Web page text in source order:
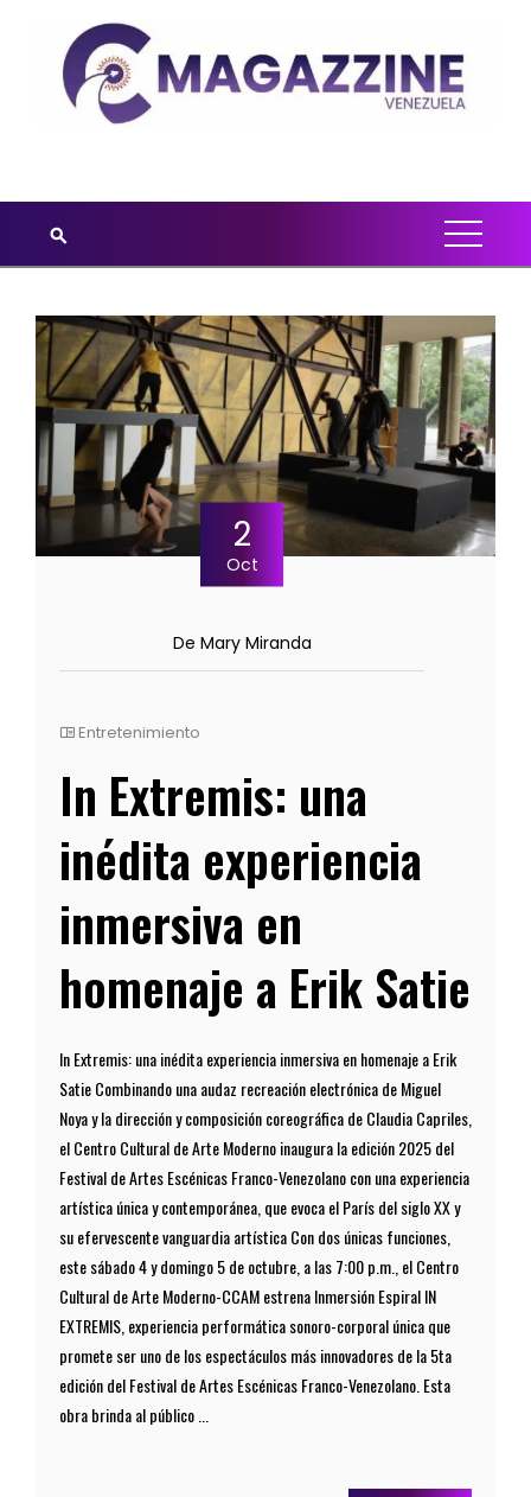
2
Oct
De Mary Miranda
Entretenimiento
In Extremis: una
inédita experiencia
inmersiva en
homenaje a Erik Satie
In Extremis: una inédita experiencia inmersiva en homenaje a Erik
Satie Combinando una audaz recreación electrónica de Miguel
Noya y la dirección y composición coreográfica de Claudia Capriles,
el Centro Cultural de Arte Moderno inaugura la edición 2025 del
Festival de Artes Escénicas Franco-Venezolano con una experiencia
artística única y contemporánea, que evoca el París del siglo XX y
su efervescente vanguardia artística Con dos únicas funciones,
este sábado 4 y domingo 5 de octubre, a las 7:00 p.m., el Centro
Cultural de Arte Moderno-CCAM estrena Inmersión Espiral IN
EXTREMIS, experiencia performática sonoro-corporal única que
promete ser uno de los espectáculos más innovadores de la 5ta
edición del Festival de Artes Escénicas Franco-Venezolano. Esta
obra brinda al público ...